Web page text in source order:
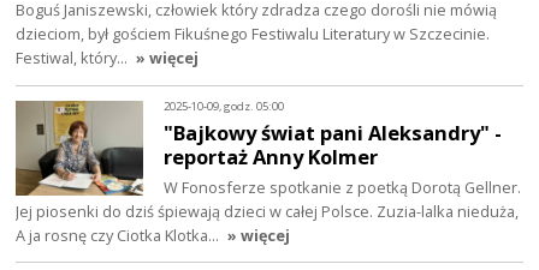
Boguś Janiszewski, człowiek który zdradza czego dorośli nie mówią
dzieciom, był gościem Fikuśnego Festiwalu Literatury w Szczecinie.
Festiwal, który… » więcej
2025-10-09, godz. 05:00
"Bajkowy świat pani Aleksandry" -
reportaż Anny Kolmer
W Fonosferze spotkanie z poetką Dorotą Gellner.
Jej piosenki do dziś śpiewają dzieci w całej Polsce. Zuzia-lalka nieduża,
A ja rosnę czy Ciotka Klotka… » więcej